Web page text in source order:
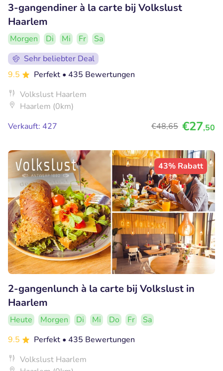
3-gangendiner à la carte bij Volkslust
Haarlem
Morgen Di Mi Fr
Sa
Sehr beliebter Deal
9.5
Perfekt • 435 Bewertungen
Volkslust Haarlem
Haarlem (0km)
Verkauft: 427
€48,65 €27,50
43% Rabatt
2-gangenlunch à la carte bij Volkslust in
Haarlem
Heute Morgen Di Mi Do Fr
Sa
9.5
Perfekt • 435 Bewertungen
Volkslust Haarlem